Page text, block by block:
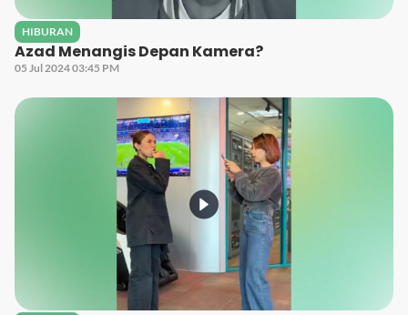
HIBURAN
Azad Menangis Depan Kamera?
05 Jul 2024 03:45 PM